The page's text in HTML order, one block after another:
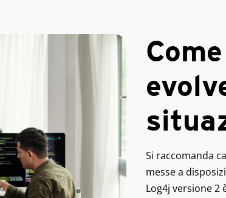
Si raccomanda
messe a
Log4j versione